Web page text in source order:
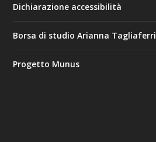
Dichiarazione accessibilità
Borsa di studio Arianna Tagliaferri
Progetto Munus